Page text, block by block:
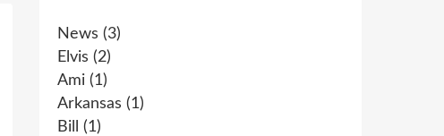
News (3)
Elvis (2)
Ami (1)
Arkansas (1)
Bill
(1)